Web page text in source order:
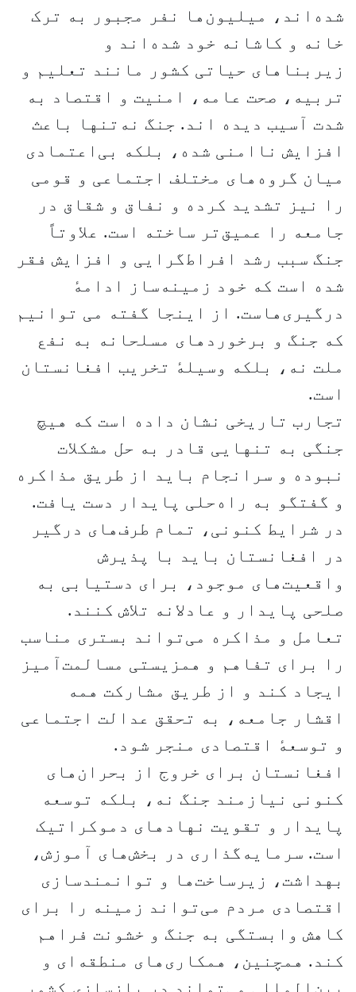
شده‌اند، میلیون‌ها نفر مجبور به ترک
خانه و کاشانه خود شده‌اند و
زیربناهای حیاتی کشور مانند تعلیم و
تربیه، صحت عامه، امنیت و اقتصاد به
شدت آسیب دیده ‌اند. جنگ نه‌تنها باعث
افزایش ناامنی شده، بلکه بی‌اعتمادی
میان گروه‌های مختلف اجتماعی و قومی
را نیز تشدید کرده و نفاق و شقاق در
جامعه را عمیق‌تر ساخته است. علاوتاً
جنگ سبب رشد افراط‌گرایی و افزایش فقر
شده است که خود زمینه‌ساز ادامهٔ
درگیری‌هاست. از اینجا گفته می توانیم
که جنگ و برخوردهای مسلحانه به نفع
ملت نه، بلکه وسیلهٔ تخریب افغانستان
است.
تجارب تاریخی نشان داده است که هیچ
جنگی به تنهایی قادر به حل مشکلات
نبوده و سرانجام باید از طریق مذاکره
و گفتگو به راه‌حلی پایدار دست یافت.
در شرایط کنونی، تمام طرف‌های درگیر
در افغانستان باید با پذیرش
واقعیت‌های موجود، برای دستیابی به
صلحی پایدار و عادلانه تلاش کنند.
تعامل و مذاکره می‌تواند بستری مناسب
را برای تفاهم و همزیستی مسالمت‌آمیز
ایجاد کند و از طریق مشارکت همه
اقشار جامعه، به تحقق عدالت اجتماعی
و توسعهٔ اقتصادی منجر شود.
افغانستان برای خروج از بحران‌های
کنونی نیازمند جنگ نه، بلکه توسعه
پایدار و تقویت نهادهای دموکراتیک
است. سرمایه‌گذاری در بخش‌های آموزش،
بهداشت، زیرساخت‌ها و توانمندسازی
اقتصادی مردم می‌تواند زمینه را برای
کاهش وابستگی به جنگ و خشونت فراهم
کند. همچنین، همکاری‌های منطقه‌ای و
بین‌المللی می‌تواند در بازسازی کشور